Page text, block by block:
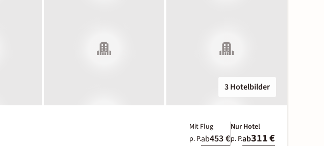
3 Hotelbilder
Mit Flug
p. P.ab453 €
Nur Hotel
p. P.ab311 €